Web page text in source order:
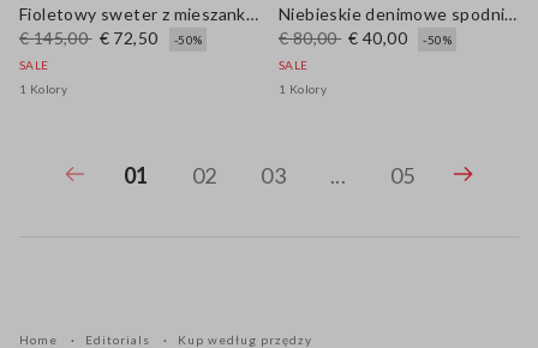
Fioletowy sweter z mieszanki bawełny i lnu, regularny fason
€ 145,00 € 72,50
-50%
SALE
1 Kolory
Niebieskie denimowe spodnie z czystego lnu, wide leg
€ 80,00 € 40,00
-50%
SALE
1 Kolory
01 02 03 ... 05
Home Editorials Kup według przędzy